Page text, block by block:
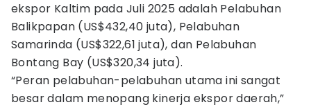
ekspor Kaltim pada Juli 2025 adalah Pelabuhan
Balikpapan (US$432,40 juta), Pelabuhan
Samarinda (US$322,61 juta), dan Pelabuhan
Bontang Bay (US$320,34 juta).
“Peran pelabuhan-pelabuhan utama ini sangat
besar dalam menopang kinerja ekspor daerah,”